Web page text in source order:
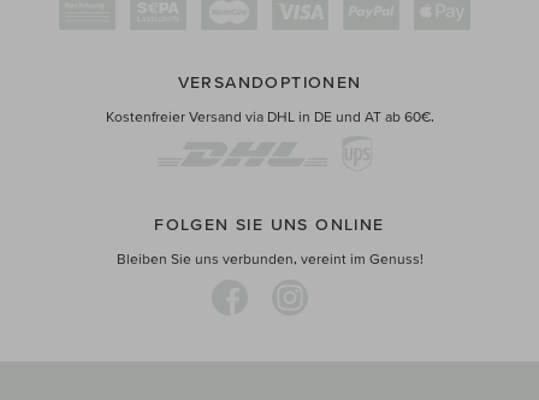
VERSANDOPTIONEN
Kostenfreier Versand via DHL in DE und AT ab 60€.
FOLGEN SIE UNS ONLINE
Bleiben Sie uns verbunden, vereint im Genuss!